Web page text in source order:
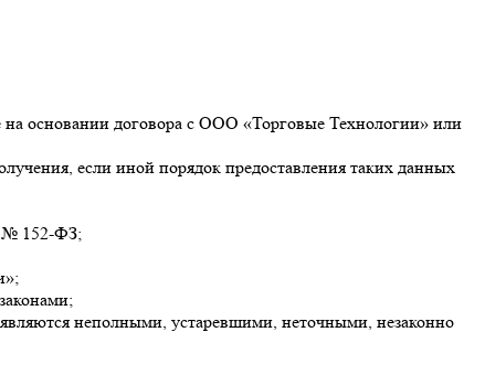
основании договора с ООО «Торговые Технологии» или
если иной порядок предоставления таких данных
№ 152-ФЗ;
неполными, устаревшими, неточными, незаконно